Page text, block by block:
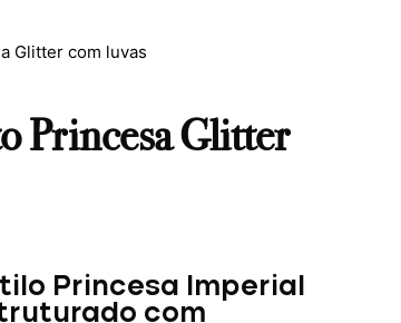
Glitter com luvas
Princesa Glitter
Princesa Imperial
com